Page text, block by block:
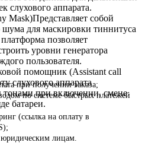
слухового аппарата.
Mask)Представляет собой
шума для маскировки тиннитуса
позволяет
уровни генератора
пользователя.
помощник (Assistant call
слухового аппарата
при включении, смене
батареи.
при получении заказа;
по системе быстрых платежей
(ссылка на оплату в
юридическим лицам.